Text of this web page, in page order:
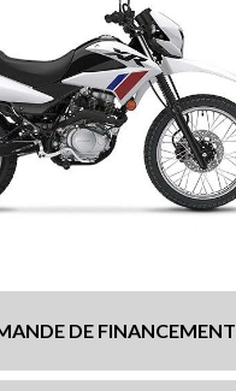
DE FINANCEMENT